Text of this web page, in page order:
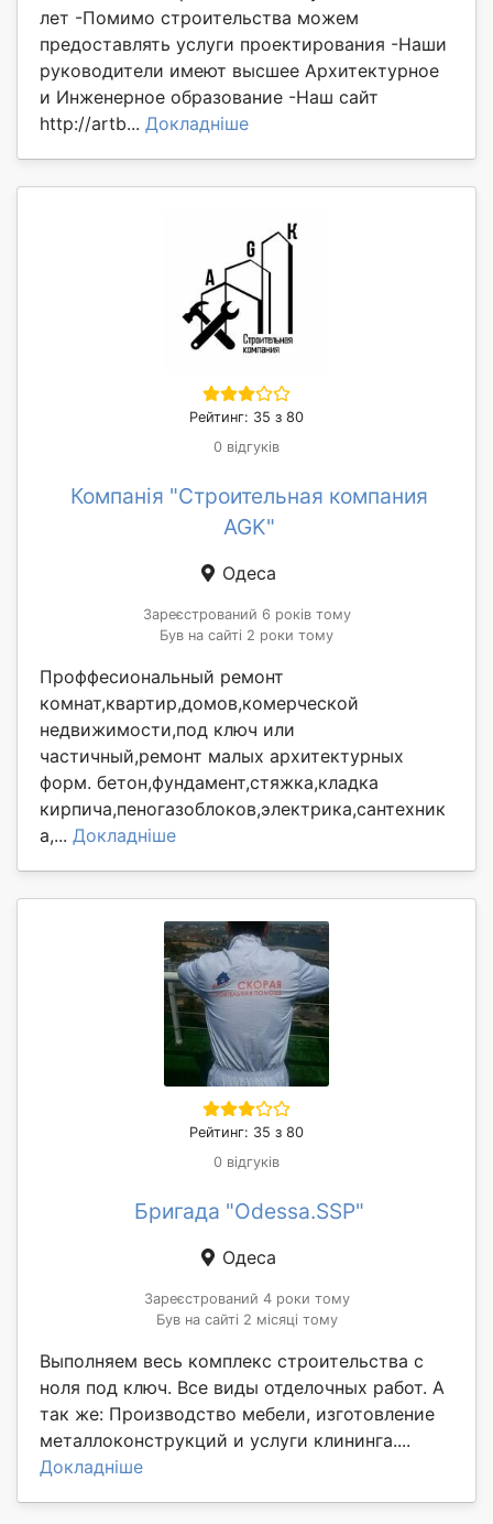
лет -Помимо строительства можем
предоставлять услуги проектирования -Наши
руководители имеют высшее Архитектурное
и Инженерное образование -Наш сайт
http://artb... Докладніше
Рейтинг: 35 з 80
0 відгуків
Компанія "Строительная компания
AGK"
Одеса
Зареєстрований 6 років тому
Був на сайті 2 роки тому
Проффесиональный ремонт
комнат,квартир,домов,комерческой
недвижимости,под ключ или
частичный,ремонт малых архитектурных
форм. бетон,фундамент,стяжка,кладка
кирпича,пеногазоблоков,электрика,сантехник
а,... Докладніше
Рейтинг: 35 з 80
0 відгуків
Бригада "Odessa.SSP"
Одеса
Зареєстрований 4 роки тому
Був на сайті 2 місяці тому
Выполняем весь комплекс строительства с
ноля под ключ. Все виды отделочных работ. А
так же: Производство мебели, изготовление
металлоконструкций и услуги клининга....
Докладніше